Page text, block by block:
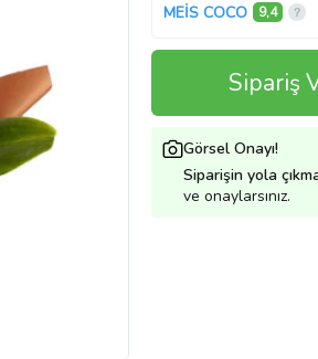
MEİS COCO 9,4
Sipariş
Görsel Onayı!
Siparişin yola
ve onaylarsınız.